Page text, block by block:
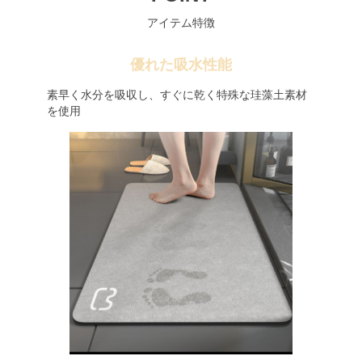
アイテム特徴
優れた吸水性能
素早く水分を吸収し、すぐに乾く特殊な珪藻土素材
を使用